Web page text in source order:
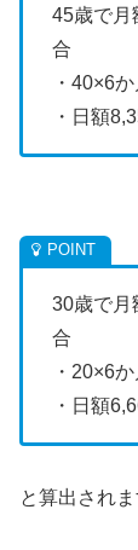
45歳で月
合
・40×6
・日額
30歳で月
合
・20×6
・日額
と算出されま